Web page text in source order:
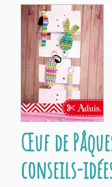
Œuf de
conseils-